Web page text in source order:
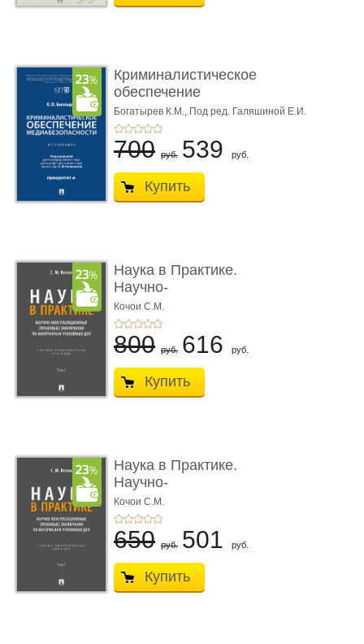
Криминалистическое
обеспечение
медиабезопас� ...
Богатырев К.М., Под ред. Галяшиной Е.И.
700 руб. 539 руб.
Купить
Наука в Практике.
Научно-
консультационные (пра
...
Кочои С.М.
800 руб. 616 руб.
Купить
Наука в Практике.
Научно-
консультационные (пра
...
Кочои С.М.
650 руб. 501 руб.
Купить